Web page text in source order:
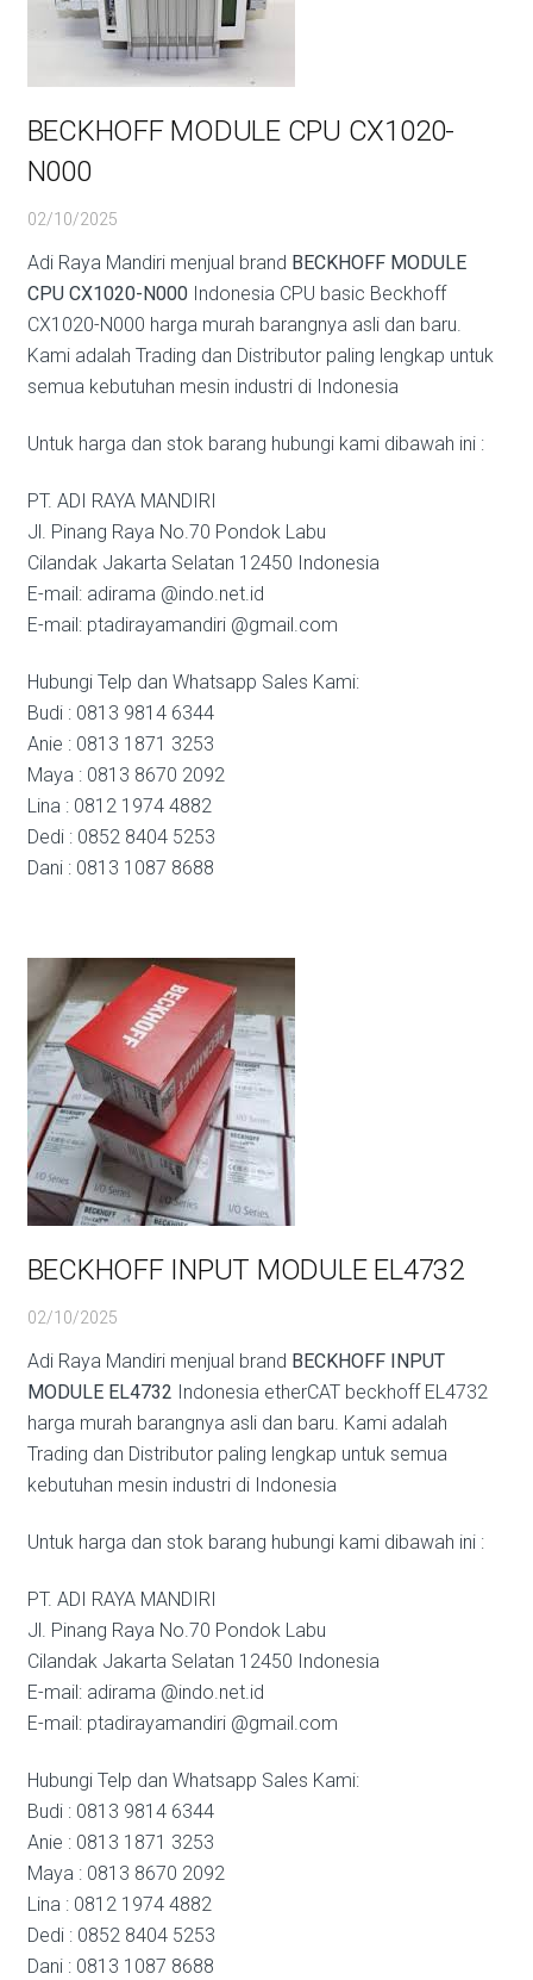
BECKHOFF MODULE CPU CX1020-
N000
02/10/2025
Adi Raya Mandiri menjual brand BECKHOFF MODULE
CPU CX1020-N000Indonesia CPU basic Beckhoff
CX1020-N000 harga murah barangnya asli dan baru.
Kami adalah Trading dan Distributor paling lengkap untuk
semua kebutuhan mesin industri di Indonesia
Untuk harga dan stok barang hubungi kami dibawah ini :
PT. ADI RAYA MANDIRI
Jl. Pinang Raya No.70 Pondok Labu
Cilandak Jakarta Selatan 12450 Indonesia
E-mail: adirama @indo.net.id
E-mail: ptadirayamandiri @gmail.com
Hubungi Telp dan Whatsapp Sales Kami:
Budi : 0813 9814 6344
Anie : 0813 1871 3253
Maya : 0813 8670 2092
Lina : 0812 1974 4882
Dedi : 0852 8404 5253
Dani : 0813 1087 8688
BECKHOFF INPUT MODULE EL4732
02/10/2025
Adi Raya Mandiri menjual brand BECKHOFF INPUT
MODULE EL4732 Indonesia etherCAT beckhoff EL4732
harga murah barangnya asli dan baru. Kami adalah
Trading dan Distributor paling lengkap untuk semua
kebutuhan mesin industri di Indonesia
Untuk harga dan stok barang hubungi kami dibawah ini :
PT. ADI RAYA MANDIRI
Jl. Pinang Raya No.70 Pondok Labu
Cilandak Jakarta Selatan 12450 Indonesia
E-mail: adirama @indo.net.id
E-mail: ptadirayamandiri @gmail.com
Hubungi Telp dan Whatsapp Sales Kami:
Budi : 0813 9814 6344
Anie : 0813 1871 3253
Maya : 0813 8670 2092
Lina : 0812 1974 4882
Dedi : 0852 8404 5253
Dani : 0813 1087 8688